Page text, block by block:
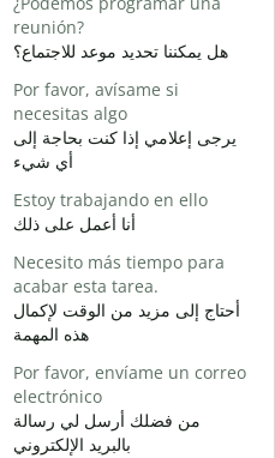
reunión?
هل يمكننا تحديد موعد للاجتماع؟
Por favor, avísame si
necesitas algo
يرجى إعلامي إذا كنت بحاجة إلى
أي شيء
Estoy trabajando en ello
أنا أعمل على ذلك
Necesito más tiempo para
acabar esta tarea.
أحتاج إلى مزيد من الوقت لإكمال
هذه المهمة
Por favor, envíame un correo
electrónico
من فضلك أرسل لي رسالة
بالبريد الإلكتروني